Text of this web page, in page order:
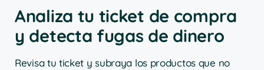
Analiza tu ticket de compra
y detecta fugas de dinero
Revisa tu ticket y subraya los productos que no